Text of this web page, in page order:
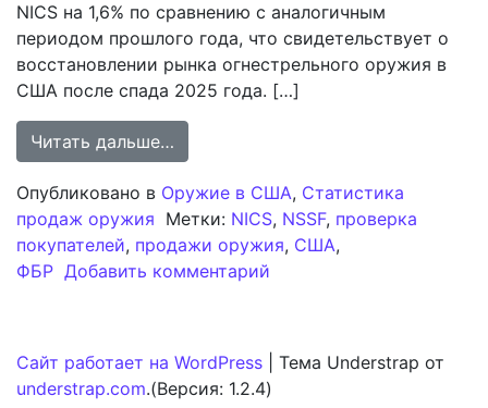
NICS на 1,6% по сравнению с аналогичным
периодом прошлого года, что свидетельствует о
восстановлении рынка огнестрельного оружия в
США после спада 2025 года. […]
Читать дальше…
Опубликовано в Оружие в США, Статистика
продаж оружия Метки: NICS, NSSF, проверка
покупателей, продажи оружия, США,
ФБР Добавить комментарий
Сайт работает на WordPress
Тема Understrap от
understrap.com.(Версия: 1.2.4)